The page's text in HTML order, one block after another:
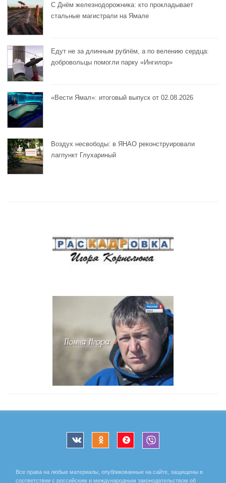
С Днём железнодорожника: кто прокладывает
стальные магистрали на Ямале
Едут не за длинным рублём, а по велению сердца:
добровольцы помогли парку «Ингилор»
«Вести Ямал»: итоговый выпуск от 02.08.2026
Воздух несвободы: в ЯНАО реконструировали
лагпункт Глухариный
Все права на любые материалы, опубликованные на сайте, защищены в
соответствии с российским и международным законодательством об